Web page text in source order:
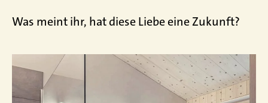
Was meint ihr, hat diese Liebe eine Zukunft?